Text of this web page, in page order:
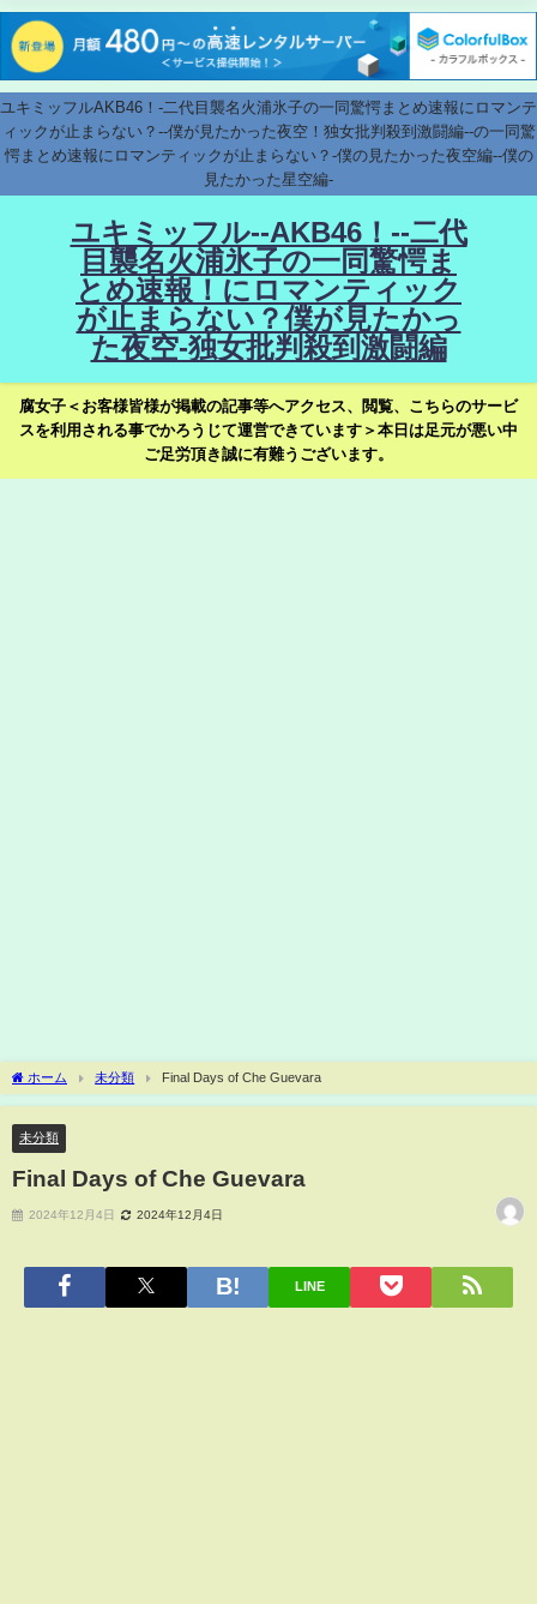
ユキミッフルAKB46！-二代目襲名火浦氷子の一同驚愕まとめ速報にロマンテ
ィックが止まらない？--僕が見たかった夜空！独女批判殺到激闘編--の一同驚
愕まとめ速報にロマンティックが止まらない？-僕の見たかった夜空編--僕の
見たかった星空編-
ユキミッフル--AKB46！--二代
目襲名火浦氷子の一同驚愕ま
とめ速報！にロマンティック
が止まらない？僕が見たかっ
た夜空-独女批判殺到激闘編
腐女子＜お客様皆様が掲載の記事等へアクセス、閲覧、こちらのサービ
スを利用される事でかろうじて運営できています＞本日は足元が悪い中
ご足労頂き誠に有難うございます。
ホーム 未分類 Final Days of Che Guevara
未分類
Final Days of Che Guevara
2024年12月4日 2024年12月4日
LINE